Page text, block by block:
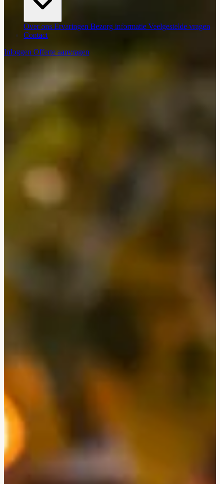
Over ons Ervaringen Bezorg informatie Veelgestelde vragen
Contact
Inloggen Offerte aanvragen